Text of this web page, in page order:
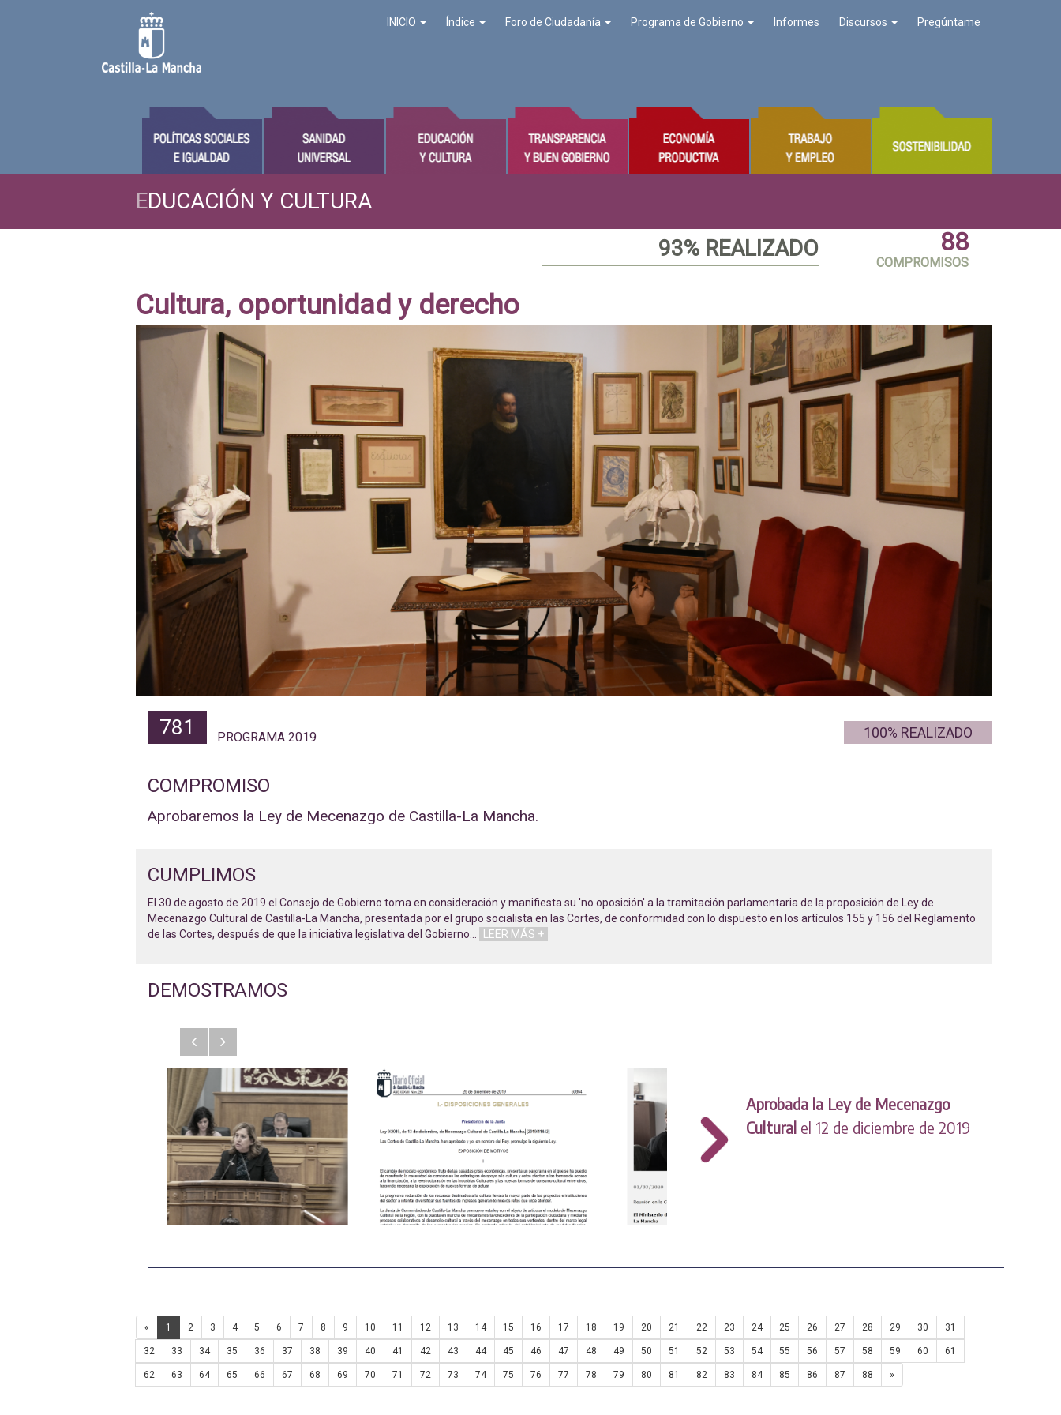
INICIO Índice Foro de Ciudadanía Programa de Gobierno Informes Discursos Pregúntame
EDUCACIÓN Y CULTURA
93% REALIZADO
88
COMPROMISOS
Cultura, oportunidad y derecho
781 PROGRAMA 2019 100% REALIZADO
COMPROMISO
Aprobaremos la Ley de Mecenazgo de Castilla-La Mancha.
CUMPLIMOS
El 30 de agosto de 2019 el Consejo de Gobierno toma en consideración y manifiesta su 'no oposición' a la tramitación parlamentaria de la proposición de Ley de
Mecenazgo Cultural de Castilla-La Mancha, presentada por el grupo socialista en las Cortes, de conformidad con lo dispuesto en los artículos 155 y 156 del Reglamento
de las Cortes, después de que la iniciativa legislativa del Gobierno… LEER MÁS +
DEMOSTRAMOS
AnteriorSiguiente
Aprobada la Ley de Mecenazgo
Cultural el 12 de diciembre de 2019
« 1 2 3 4 5 6 7 8 9 10 11 12 13 14 15 16 17 18 19 20 21 22 23 24 25 26 27 28 29 30 31
32 33 34 35 36 37 38 39 40 41 42 43 44 45 46 47 48 49 50 51 52 53 54 55 56 57 58 59 60 61
62 63 64 65 66 67 68 69 70 71 72 73 74 75 76 77 78 79 80 81 82 83 84 85 86 87 88 »